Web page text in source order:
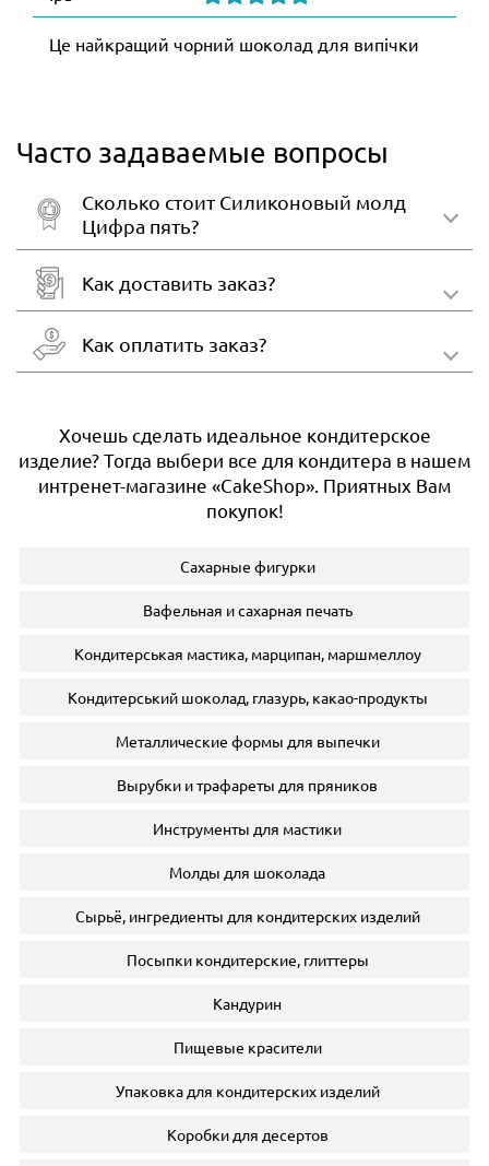
Це найкращий чорний шоколад для випічки
Часто задаваемые вопросы
Сколько стоит Силиконовый молд
Цифра пять?
Как доставить заказ?
Как оплатить заказ?
Хочешь сделать идеальное кондитерское
изделие? Тогда выбери все для кондитера в нашем
интренет-магазине «CakeShop». Приятных Вам
покупок!
Сахарные фигурки
Вафельная и сахарная печать
Кондитерськая мастика, марципан, маршмеллоу
Кондитерський шоколад, глазурь, какао-продукты
Металлические формы для выпечки
Вырубки и трафареты для пряников
Инструменты для мастики
Молды для шоколада
Сырьё, ингредиенты для кондитерских изделий
Посыпки кондитерские, глиттеры
Кандурин
Пищевые красители
Упаковка для кондитерских изделий
Коробки для десертов